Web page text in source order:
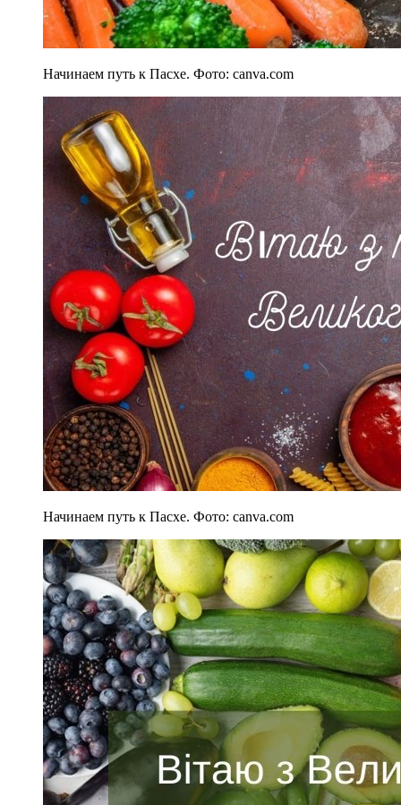
Начинаем путь к Пасхе. Фото: canva.com
Начинаем путь к Пасхе. Фото: canva.com